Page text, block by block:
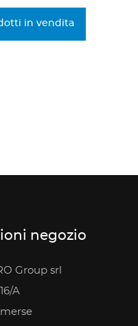
in vendita
negozio
Group srl
A